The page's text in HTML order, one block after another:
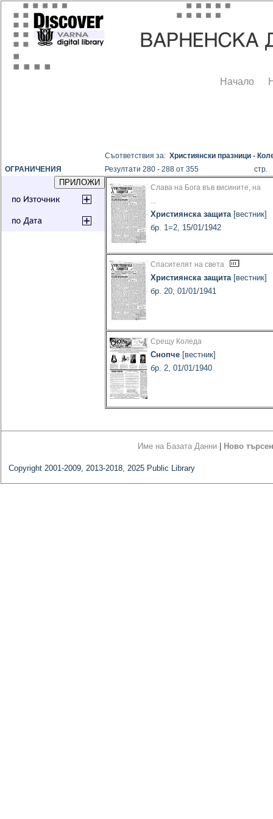
Начало
ОГРАНИЧЕНИЯ
Съответствия за:Християнски празници -
Резултати 280 - 288 от 355
Слава на Бога във висините, на
...
Християнска защита[вестник]
бр. 1=2, 15/01/1942
Спасителят на света
Християнска защита[вестник]
бр. 20, 01/01/1941
Срещу Коледа
Снопче [вестник]
бр. 2, 01/01/1940
Име на Базата Данни Ново
Copyright 2001-2009, 2013-2018, 2025 Public Library